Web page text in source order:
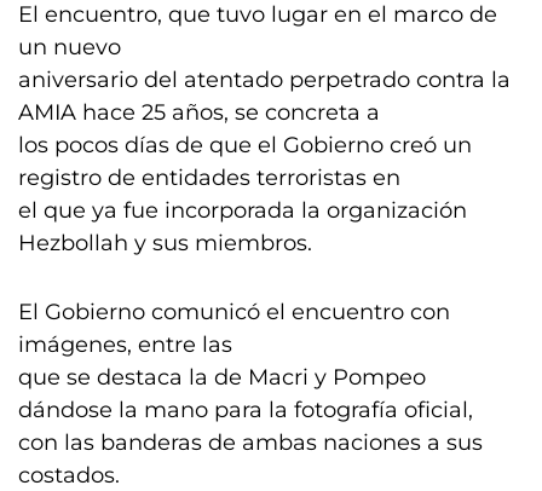
El encuentro, que tuvo lugar en el marco de
un nuevo
aniversario del atentado perpetrado contra la
AMIA hace 25 años, se concreta a
los pocos días de que el Gobierno creó un
registro de entidades terroristas en
el que ya fue incorporada la organización
Hezbollah y sus miembros.
El Gobierno comunicó el encuentro con
imágenes, entre las
que se destaca la de Macri y Pompeo
dándose la mano para la fotografía oficial,
con las banderas de ambas naciones a sus
costados.